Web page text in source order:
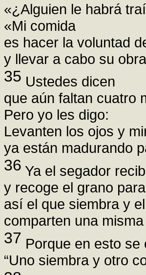
«¿Alguien le habrá
«Mi comida
es hacer la voluntad
y llevar a cabo su
35 Ustedes dicen
que aún faltan cuatro
Pero yo les digo:
Levanten los ojos y
ya están madurando
36 Ya el segador
y recoge el grano
así el que siembra y
comparten una
37 Porque en esto
“Uno siembra y otro